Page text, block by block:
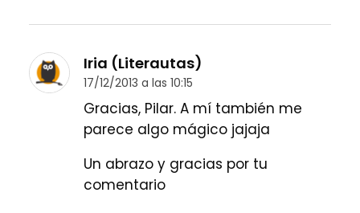
Iria (Literautas)
17/12/2013 a las 10:15
Gracias, Pilar. A mí también me
parece algo mágico jajaja
Un abrazo y gracias por tu
comentario